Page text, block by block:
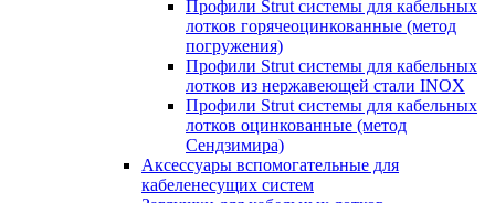
Профили Strut системы для кабельных
лотков горячеоцинкованные (метод
погружения)
Профили Strut системы для кабельных
лотков из нержавеющей стали INOX
Профили Strut системы для кабельных
лотков оцинкованные (метод
Сендзимира)
Аксессуары вспомогательные для
кабеленесущих систем